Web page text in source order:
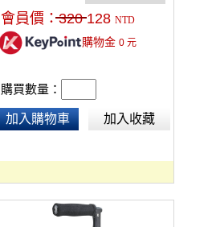
會員價：320 128 NTD
購物金 0元
購買數量：
加入購物車 加入收藏